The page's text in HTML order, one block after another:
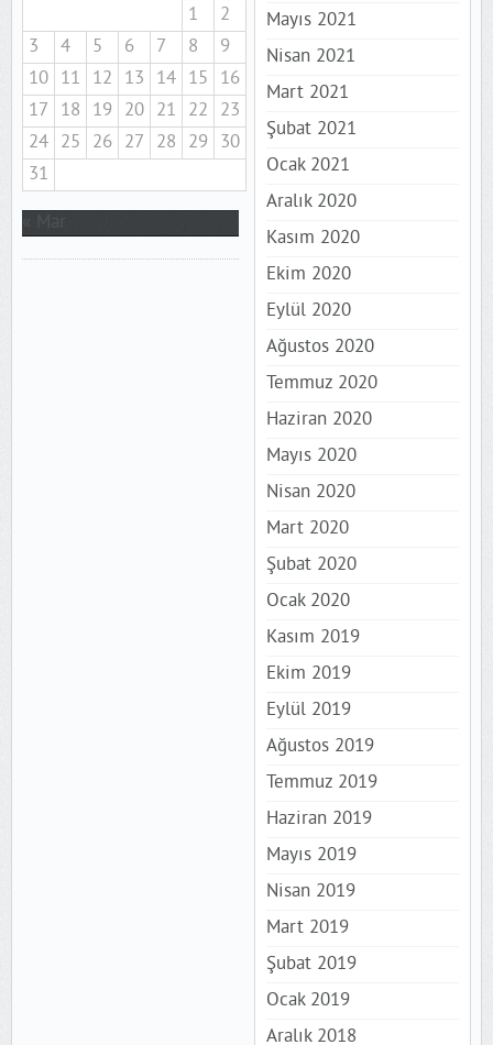
1
2
3
4 5 6 7 8
9
10 11 12 13 14 15 16
17 18 19 20 21 22 23
24 25 26 27 28 29 30
31
Mayıs 2021
Nisan 2021
Mart 2021
Şubat 2021
Ocak 2021
Aralık 2020
Kasım 2020
Ekim 2020
Eylül 2020
Ağustos 2020
Temmuz 2020
Haziran 2020
Mayıs 2020
Nisan 2020
Mart 2020
Şubat 2020
Ocak 2020
Kasım 2019
Ekim 2019
Eylül 2019
Ağustos 2019
Temmuz 2019
Haziran 2019
Mayıs 2019
Nisan 2019
Mart 2019
Şubat 2019
Ocak 2019
Aralık 2018